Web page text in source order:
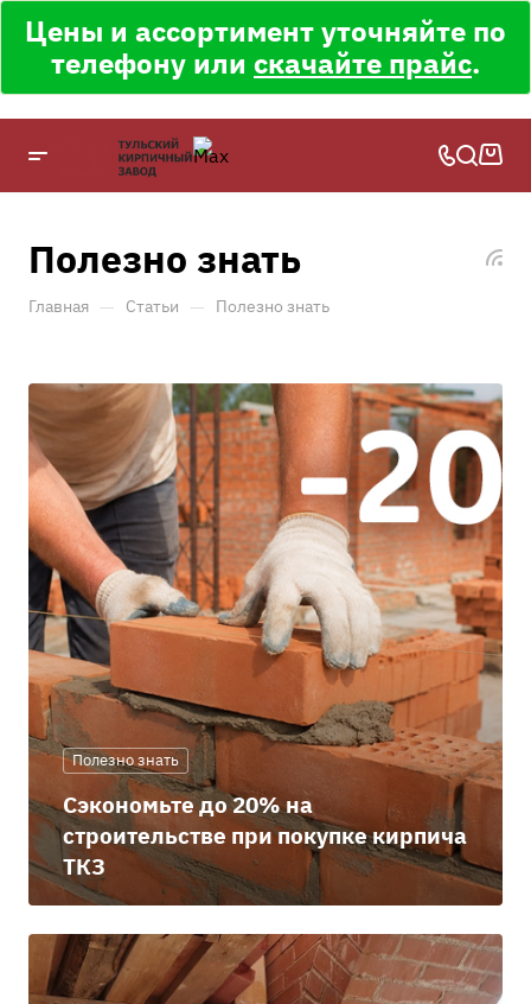
Цены и ассортимент уточняйте по
телефону или скачайте прайс.
Полезно знать
Главная — Статьи — Полезно знать
Полезно знать
Сэкономьте до 20% на
строительстве при покупке кирпича
ТКЗ